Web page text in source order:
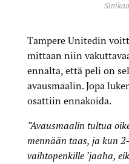
Tampere Unitedin
mittaan niin
ennalta, että peli on
avausmaalin. Jopa
osattiin ennakoida.
”Avausmaalin tultua
mennään taas, ja kun
vaihtopenkille ’jaaha,